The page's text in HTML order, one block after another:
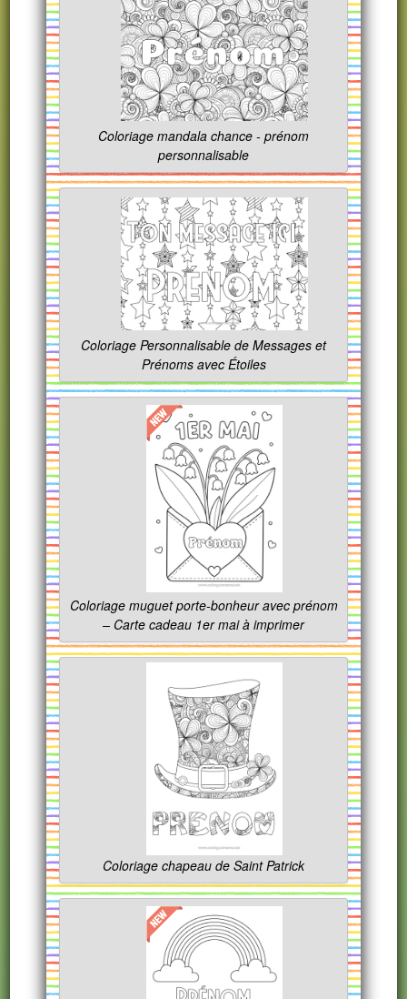
Coloriage mandala chance - prénom
personnalisable
Coloriage Personnalisable de Messages et
Prénoms avec Étoiles
Coloriage muguet porte-bonheur avec prénom
– Carte cadeau 1er mai à imprimer
Coloriage chapeau de Saint Patrick